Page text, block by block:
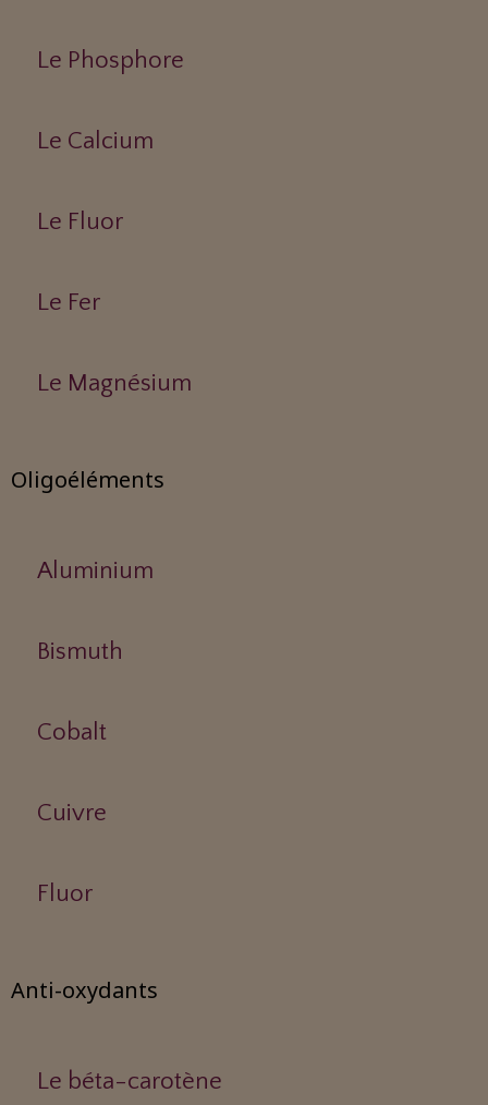
Le Phosphore
Le Calcium
Le Fluor
Le Fer
Le Magnésium
Oligoéléments
Aluminium
Bismuth
Cobalt
Cuivre
Fluor
Anti-oxydants
Le béta-carotène